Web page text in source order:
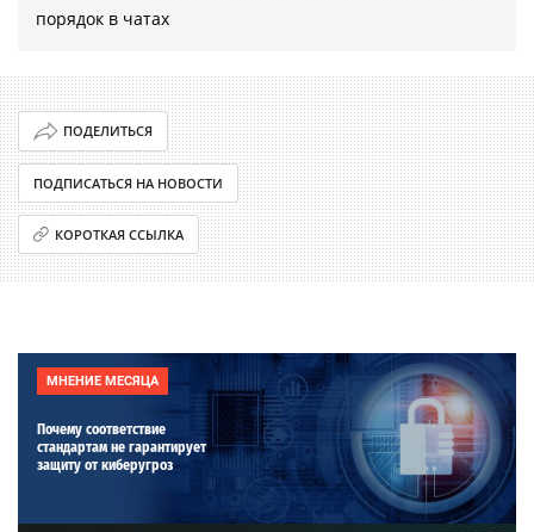
порядок в чатах
ПОДЕЛИТЬСЯ
ПОДПИСАТЬСЯ НА НОВОСТИ
КОРОТКАЯ ССЫЛКА
МНЕНИЕ МЕСЯЦА
Почему соответствие
стандартам не гарантирует
защиту от киберугроз